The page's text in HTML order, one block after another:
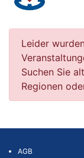
Leider
Suchen Sie
Regionen
AGB